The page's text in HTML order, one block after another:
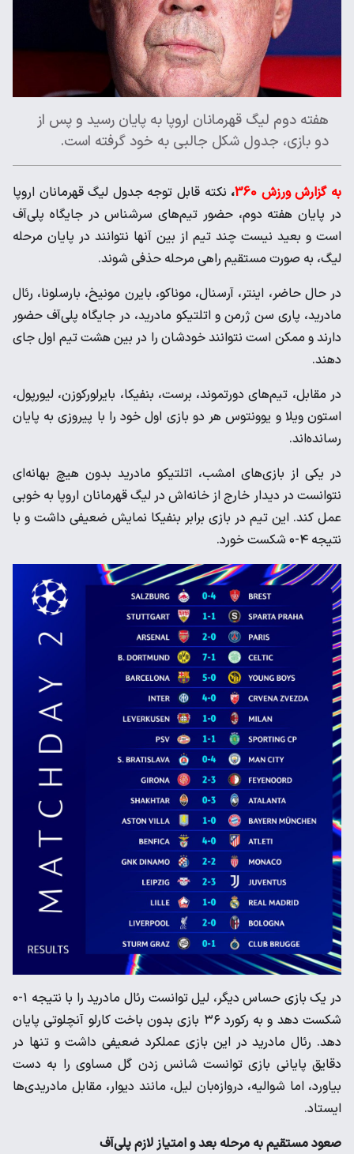
هفته دوم لیگ قهرمانان اروپا به پایان رسید و پس از
دو بازی، جدول شکل جالبی به خود گرفته است.
به گزارش ورزش 360 ، نکته قابل توجه جدول لیگ قهرمانان اروپا
در پایان هفته دوم، حضور تیم‌های سرشناس در جایگاه پلی‌آف
است و بعید نیست چند تیم از بین آنها نتوانند در پایان مرحله
لیگ، به صورت مستقیم راهی مرحله حذفی شوند.
در حال حاضر، اینتر، آرسنال، موناکو، بایرن مونیخ، بارسلونا، رئال
مادرید، پاری سن ژرمن و اتلتیکو مادرید، در جایگاه پلی‌آف حضور
دارند و ممکن است نتوانند خودشان را در بین هشت تیم اول جای
دهند.
در مقابل، تیم‌های دورتموند، برست، بنفیکا، بایرلورکوزن، لیورپول،
استون ویلا و یوونتوس هر دو بازی اول خود را با پیروزی به پایان
رسانده‌اند.
در یکی از بازی‌های امشب، اتلتیکو مادرید بدون هیچ بهانه‌ای
نتوانست در دیدار خارج از خانه‌اش در لیگ قهرمانان اروپا به خوبی
عمل کند. این تیم در بازی برابر بنفیکا نمایش ضعیفی داشت و با
نتیجه ۴-۰ شکست خورد.
در یک بازی حساس دیگر، لیل توانست رئال مادرید را با نتیجه ۱-۰
شکست دهد و به رکورد ۳۶ بازی بدون باخت کارلو آنچلوتی پایان
دهد. رئال مادرید در این بازی عملکرد ضعیفی داشت و تنها در
دقایق پایانی بازی توانست شانس زدن گل مساوی را به دست
بیاورد، اما شوالیه، دروازه‌بان لیل، مانند دیوار، مقابل مادریدی‌ها
ایستاد.
صعود مستقیم به مرحله بعد و امتیاز لازم پلی‌آف